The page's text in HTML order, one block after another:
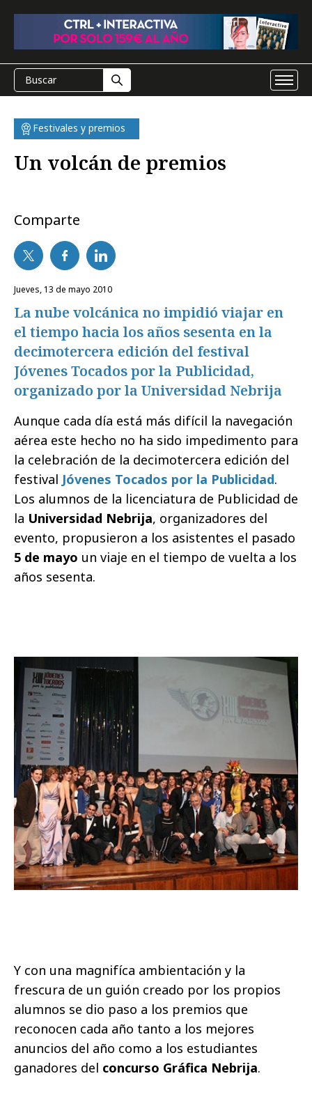
Festivales y premios
Un volcán de premios
Comparte
jueves, 13 de mayo 2010
La nube volcánica no impidió viajar en
el tiempo hacia los años sesenta en la
decimotercera edición del festival
Jóvenes Tocados por la Publicidad,
organizado por la Universidad Nebrija
Aunque cada día está más difícil la navegación
aérea este hecho no ha sido impedimento para
la celebración de la decimotercera edición del
festival Jóvenes Tocados por la Publicidad.
Los alumnos de la licenciatura de Publicidad de
la Universidad Nebrija, organizadores del
evento, propusieron a los asistentes el pasado
5 de mayo un viaje en el tiempo de vuelta a los
años sesenta.
Y con una magnifíca ambientación y la
frescura de un guión creado por los propios
alumnos se dio paso a los premios que
reconocen cada año tanto a los mejores
anuncios del año como a los estudiantes
ganadores del concurso Gráfica Nebrija.